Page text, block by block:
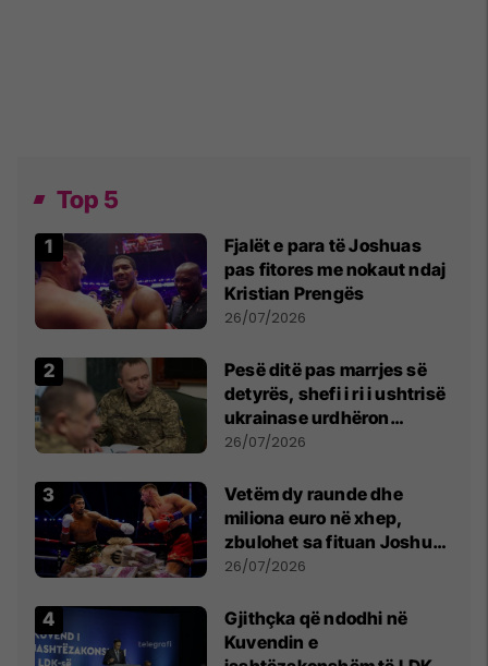
Top 5
Fjalët e para të Joshuas
pas fitores me nokaut ndaj
Kristian Prengës
26/07/2026
Pesë ditë pas marrjes së
detyrës, shefi i ri i ushtrisë
ukrainase urdhëron
kontroll të madh
26/07/2026
Vetëm dy raunde dhe
miliona euro në xhep,
zbulohet sa fituan Joshua
e Prenga
26/07/2026
Gjithçka që ndodhi në
Kuvendin e